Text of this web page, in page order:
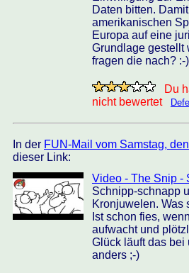
Daten bitten.
amerikanischen
Europa auf eine
Grundlage gestellt
fragen die nach? :-)
Du
nicht bewertet
In der FUN-Mail vom Samstag,
dieser Link:
Video - The Snip -
Schnipp-schnapp
Kronjuwelen. Was
Ist schon fies,
aufwacht und
Glück läuft das bei
anders ;-)